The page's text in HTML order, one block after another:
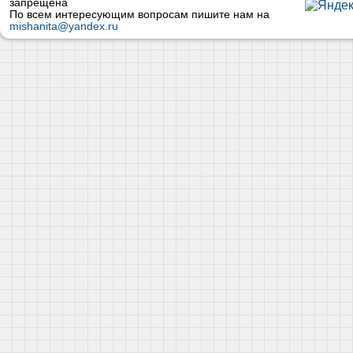
запрещена
По всем интересующим вопросам пишите нам на
mishanita@yandex.ru